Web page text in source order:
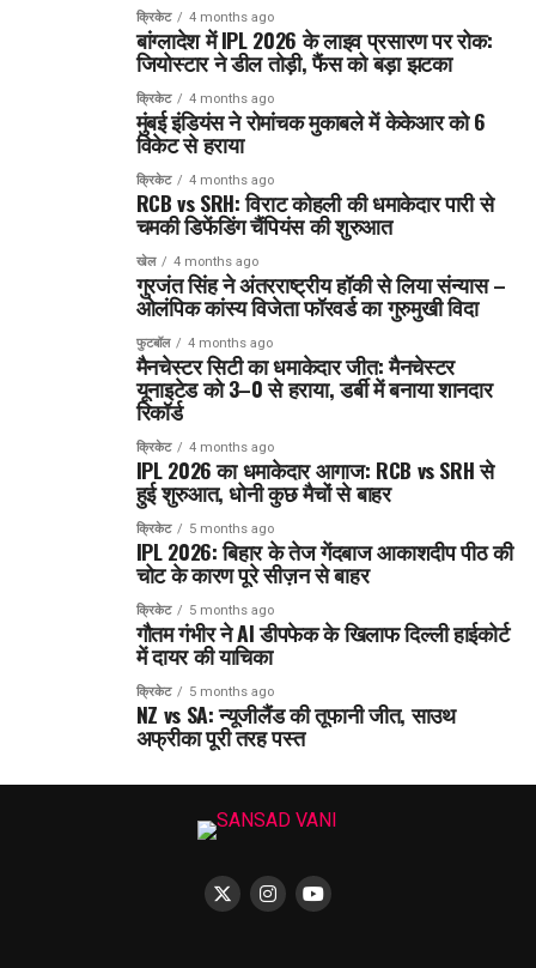
क्रिकेट 4 months ago
बांग्लादेश में IPL 2026 के लाइव प्रसारण पर रोक:
जियोस्टार ने डील तोड़ी, फैंस को बड़ा झटका
क्रिकेट 4 months ago
मुंबई इंडियंस ने रोमांचक मुकाबले में केकेआर को 6
विकेट से हराया
क्रिकेट 4 months ago
RCB vs SRH: विराट कोहली की धमाकेदार पारी से
चमकी डिफेंडिंग चैंपियंस की शुरुआत
खेल 4 months ago
गुरजंत सिंह ने अंतरराष्ट्रीय हॉकी से लिया संन्यास –
ओलंपिक कांस्य विजेता फॉरवर्ड का गुरुमुखी विदा
फुटबॉल 4 months ago
मैनचेस्टर सिटी का धमाकेदार जीत: मैनचेस्टर
यूनाइटेड को 3–0 से हराया, डर्बी में बनाया शानदार
रिकॉर्ड
क्रिकेट 4 months ago
IPL 2026 का धमाकेदार आगाज: RCB vs SRH से
हुई शुरुआत, धोनी कुछ मैचों से बाहर
क्रिकेट 5 months ago
IPL 2026: बिहार के तेज गेंदबाज आकाशदीप पीठ की
चोट के कारण पूरे सीज़न से बाहर
क्रिकेट 5 months ago
गौतम गंभीर ने AI डीपफेक के खिलाफ दिल्ली हाईकोर्ट
में दायर की याचिका
क्रिकेट 5 months ago
NZ vs SA: न्यूजीलैंड की तूफानी जीत, साउथ
अफ्रीका पूरी तरह पस्त